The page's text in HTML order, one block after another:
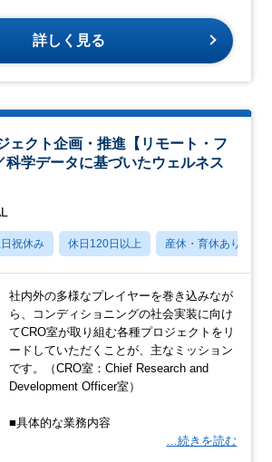
詳しく見る
ェクト企画・推進【リモート・フ
科学データに基づいたウェルネス
祝休み 休日120日以上 産休・育休あり
社内外の多様なプレイヤーを巻き込みなが
ら、コンディショニングの社会実装に向け
てCRO室が取り組む各種プロジェクトをリ
ードしていただくことが、主なミッション
です。（CRO室：Chief Research and
Development Officer室）
■具体的な業務内容
…続きを読む